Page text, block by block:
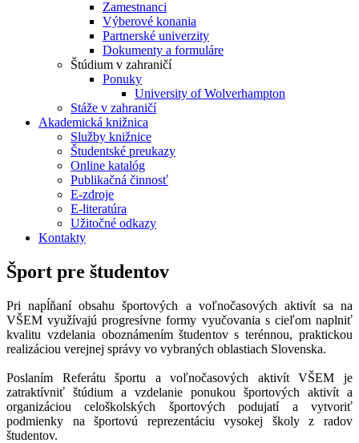
Zamestnanci
Výberové konania
Partnerské univerzity
Dokumenty a formuláre
Štúdium v zahraničí
Ponuky
University of Wolverhampton
Stáže v zahraničí
Akademická knižnica
Služby knižnice
Študentské preukazy
Online katalóg
Publikačná činnosť
E-zdroje
E-literatúra
Užitočné odkazy
Kontakty
Šport pre študentov
Pri napĺňaní obsahu športových a voľnočasových aktivít sa na
VŠEM využívajú progresívne formy vyučovania s cieľom naplniť
kvalitu vzdelania oboznámením študentov s terénnou, praktickou
realizáciou verejnej správy vo vybraných oblastiach Slovenska.
Poslaním Referátu športu a voľnočasových aktivít VŠEM je
zatraktívniť štúdium a vzdelanie ponukou športových aktivít a
organizáciou celoškolských športových podujatí a vytvoriť
podmienky na športovú reprezentáciu vysokej školy z radov
študentov.